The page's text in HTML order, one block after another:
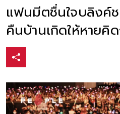
แฟนมีตชื่นใจบลิงค์
คืนบ้านเกิดให้หายคิ